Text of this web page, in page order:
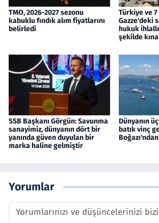
TMO, 2026-2027 sezonu
kabuklu fındık alım fiyatlarını
belirledi
Türkiye ve
Gazze'deki
hukuk
şekilde
SSB Başkanı Görgün: Savunma
sanayimiz, dünyanın dört bir
yanında güven duyulan bir
marka haline gelmiştir
Dünyanın
batık vinç
Yorumlar